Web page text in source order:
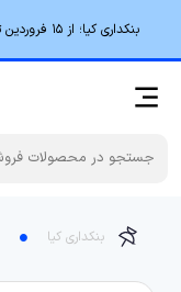
بنکداری کیا؛ از ۱۵ فروردین تا ۱۵ خرداد، خرید بالای 50میلیون تومان رایگان شد!
بنکداری کیا